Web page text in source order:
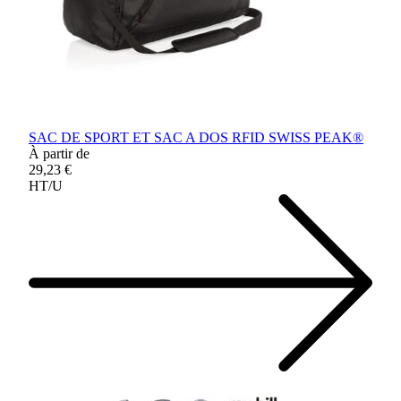
SAC DE SPORT ET SAC A DOS RFID SWISS PEAK®
À partir de
29,23 €
HT/U